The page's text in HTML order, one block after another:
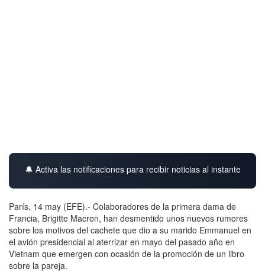
🔔 Activa las notificaciones para recibir noticias al instante
París, 14 may (EFE).- Colaboradores de la primera dama de
Francia, Brigitte Macron, han desmentido unos nuevos rumores
sobre los motivos del cachete que dio a su marido Emmanuel en
el avión presidencial al aterrizar en mayo del pasado año en
Vietnam que emergen con ocasión de la promoción de un libro
sobre la pareja.